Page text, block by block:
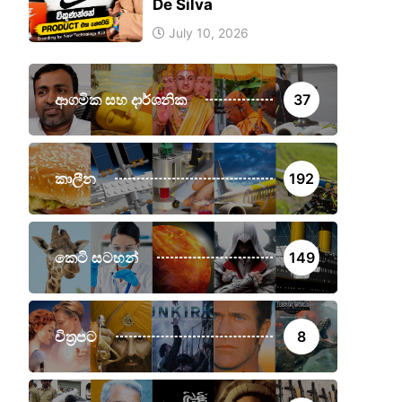
De Silva
July 10, 2026
ආගමික සහ දාර්ශනික 37
කාලීන 192
කෙටි සටහන් 149
චිත්‍රපට 8